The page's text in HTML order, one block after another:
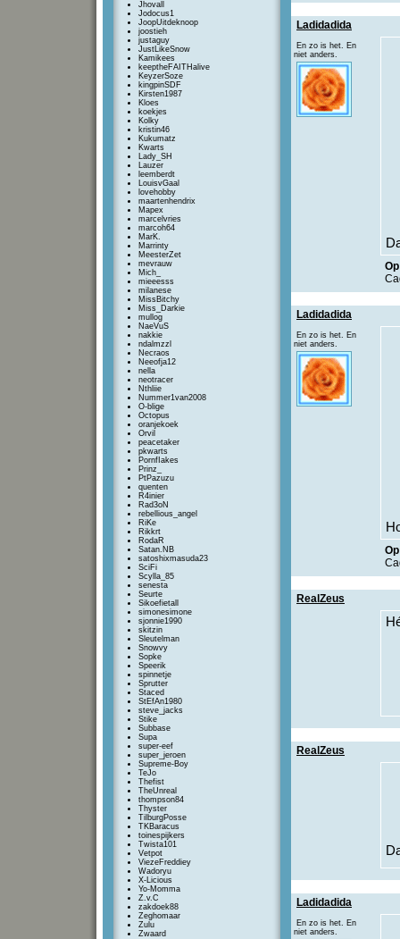
Jhovall
Jodocus1
JoopUitdeknoop
joostieh
justaguy
JustLikeSnow
Kamikees
keeptheFAITHalive
KeyzerSoze
kingpinSDF
Kirsten1987
Kloes
koekjes
Kolky
kristin46
Kukumatz
Kwarts
Lady_SH
Lauzer
leemberdt
LouisvGaal
lovehobby
maartenhendrix
Mapex
marcelvries
marcoh64
MarK.
Marrinty
MeesterZet
mevrauw
Mich_
mieeesss
milanese
MissBitchy
Miss_Darkie
mullog
NaeVuS
nakkie
ndalmzzl
Necraos
Neeofja12
nella
neotracer
Nthliie
Nummer1van2008
O-blige
Octopus
oranjekoek
Orvil
peacetaker
pkwarts
PornfIakes
Prinz_
PtPazuzu
quenten
R4inier
Rad3oN
rebellious_angel
RiKe
Rikkrt
RodaR
Satan.NB
satoshixmasuda23
SciFi
Scylla_85
senesta
Seurte
Sikoefietall
simonesimone
sjonnie1990
skitzin
Sleutelman
Snowvy
Sopke
Speerik
spinnetje
Sprutter
Staced
StEfAn1980
steve_jacks
Stike
Subbase
Supa
super-eef
super_jeroen
Supreme-Boy
TeJo
Thefist
TheUnreal
thompson84
Thyster
TilburgPosse
TKBaracus
toinespijkers
Twista101
Vetpot
ViezeFreddiey
Wadoryu
X-Licious
Yo-Momma
Z.v.C
zakdoek88
Zeghomaar
Zulu
Zwaard
Ladidadida
En zo is het. En
niet anders.
Ladidadida
En zo is het. En
niet anders.
RealZeus
RealZeus
Ladidadida
En zo is het. En
niet anders.